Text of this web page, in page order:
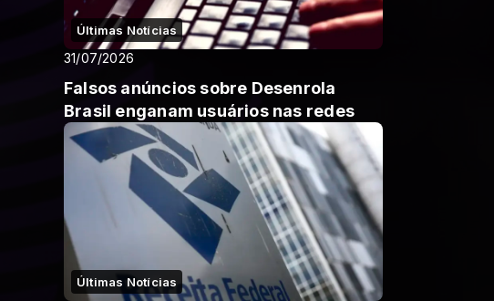
Últimas Notícias
31/07/2026
Falsos anúncios sobre Desenrola
Brasil enganam usuários nas redes
Últimas Notícias